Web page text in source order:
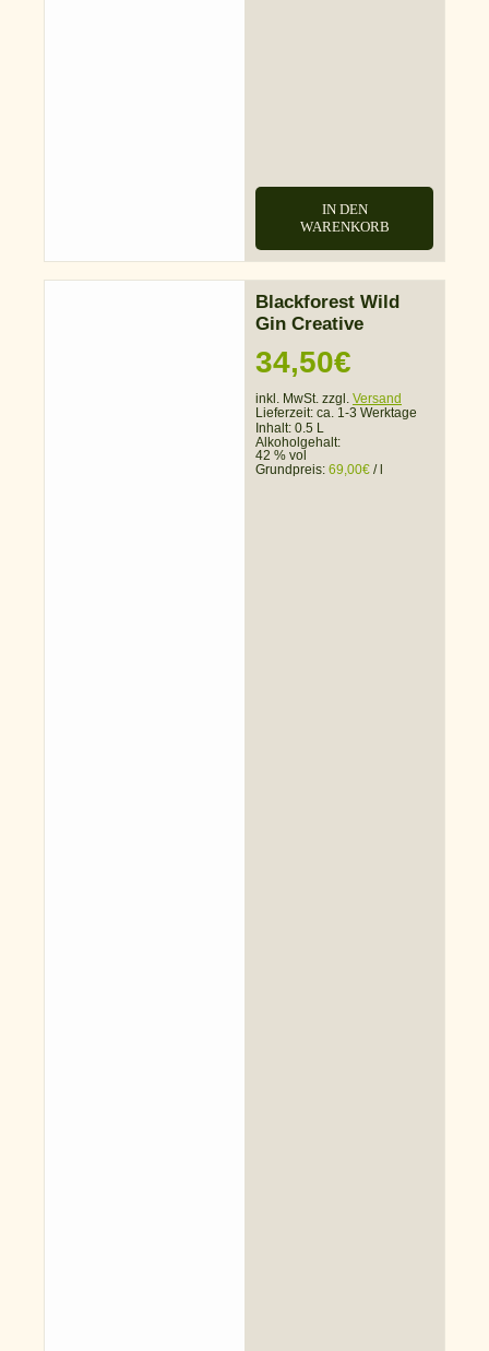
IN DEN
WARENKORB
Blackforest Wild
Gin Creative
34,50€
inkl. MwSt. zzgl. Versand
Lieferzeit: ca. 1-3 Werktage
Inhalt: 0.5 L
Alkoholgehalt:
42 % vol
Grundpreis: 69,00€ /